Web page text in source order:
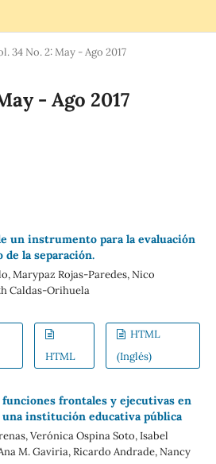
34 No. 2: May - Ago 2017
- Ago 2017
un instrumento para la evaluación
la separación.
Marypaz Rojas-Paredes, Nico
Caldas-Orihuela
HTML
HTML
(Inglés)
frontales y ejecutivas en
una institución educativa pública
Verónica Ospina Soto, Isabel
M. Gaviria, Ricardo Andrade, Nancy